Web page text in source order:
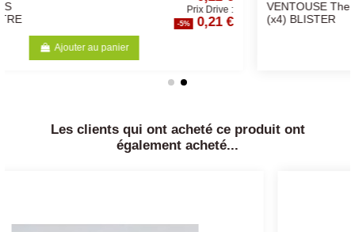
:
€
Prix Drive :
-5% 0,99 €
Les clients qui ont acheté ce produit ont
également acheté...